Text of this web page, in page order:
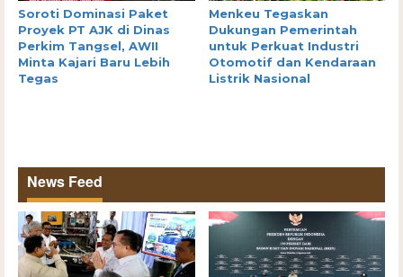
Soroti Dominasi Paket
Proyek PT AJK di Dinas
Perkim Tangsel, AWII
Minta Kajari Baru Lebih
Tegas
Menkeu Tegaskan
Dukungan Pemerintah
untuk Perkuat Industri
Otomotif dan Kendaraan
Listrik Nasional
News Feed